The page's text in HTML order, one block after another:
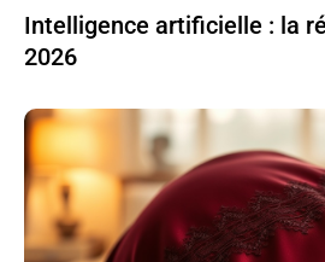
Intelligence artificielle : la
2026